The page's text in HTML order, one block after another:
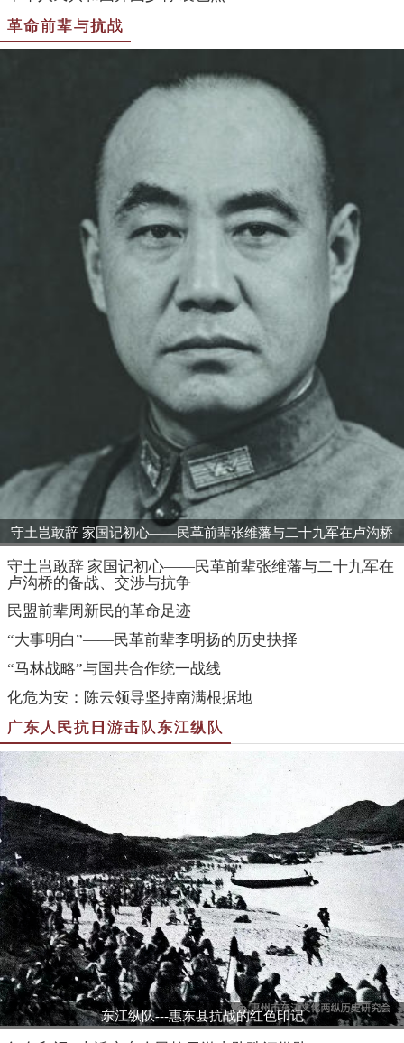
革命前辈与抗战
守土岂敢辞 家国记初心——民革前辈张维藩与二十九军在卢沟桥
的备战、交涉与抗争
守土岂敢辞 家国记初心——民革前辈张维藩与二十九军在
卢沟桥的备战、交涉与抗争
民盟前辈周新民的革命足迹
“大事明白”——民革前辈李明扬的历史抉择
“马林战略”与国共合作统一战线
化危为安：陈云领导坚持南满根据地
广东人民抗日游击队东江纵队
东江纵队---惠东县抗战的红色印记